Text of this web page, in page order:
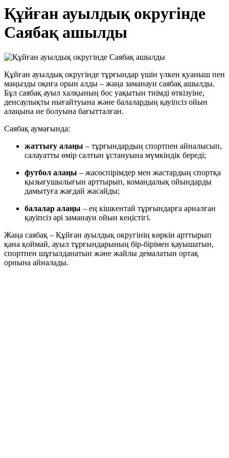
Құйған ауылдық округінде
Саябақ ашылды
Құйған ауылдық округінде тұрғындар үшін үлкен қуаныш пен
маңызды оқиға орын алды – жаңа заманауи саябақ ашылды.
Бұл саябақ ауыл халқының бос уақытын тиімді өткізуіне,
денсаулықты нығайтуына және балалардың қауіпсіз ойын
алаңына ие болуына бағытталған.
Саябақ аумағында:
жаттығу алаңы – тұрғындардың спортпен айналысып,
салауатты өмір салтын ұстануына мүмкіндік береді;
футбол алаңы – жасөспірімдер мен жастардың спортқа
қызығушылығын арттырып, командалық ойындарды
дамытуға жағдай жасайды;
балалар алаңы – ең кішкентай тұрғындарға арналған
қауіпсіз әрі заманауи ойын кеңістігі.
Жаңа саябақ – Құйған ауылдық округінің көркін арттырып
қана қоймай, ауыл тұрғындарының бір-бірімен қауышатын,
спортпен шұғылданатын және жайлы демалатын ортақ
орнына айналады.